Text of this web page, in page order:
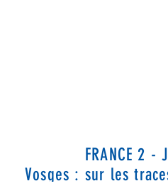
FRANCE 2 -
Vosges : sur les